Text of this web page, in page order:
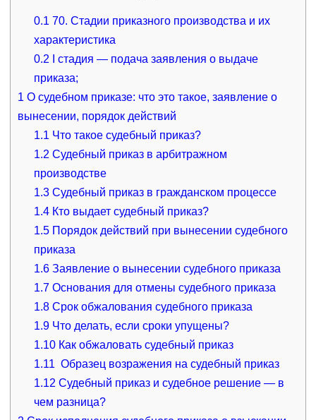
0.1 70. Стадии приказного производства и их
характеристика
0.2 I стадия — подача заявления о выдаче
приказа;
1О судебном приказе: что это такое, заявление о
вынесении, порядок действий
1.1 Что такое судебный приказ?
1.2 Судебный приказ в арбитражном
производстве
1.3 Судебный приказ в гражданском процессе
1.4 Кто выдает судебный приказ?
1.5 Порядок действий при вынесении судебного
приказа
1.6 Заявление о вынесении судебного приказа
1.7 Основания для отмены судебного приказа
1.8 Срок обжалования судебного приказа
1.9 Что делать, если сроки упущены?
1.10 Как обжаловать судебный приказ
1.11 Образец возражения на судебный приказ
1.12 Судебный приказ и судебное решение — в
чем разница?